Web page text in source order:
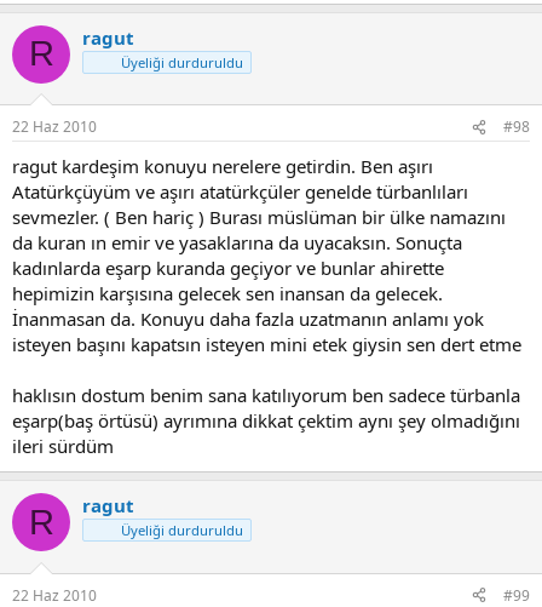
R ragut
Üyeliği durduruldu
22 Haz 2010 #98
ragut kardeşim konuyu nerelere getirdin. Ben aşırı
Atatürkçüyüm ve aşırı atatürkçüler genelde türbanlıları
sevmezler. ( Ben hariç ) Burası müslüman bir ülke namazını
da kuran ın emir ve yasaklarına da uyacaksın. Sonuçta
kadınlarda eşarp kuranda geçiyor ve bunlar ahirette
hepimizin karşısına gelecek sen inansan da gelecek.
İnanmasan da. Konuyu daha fazla uzatmanın anlamı yok
isteyen başını kapatsın isteyen mini etek giysin sen dert etme
haklısın dostum benim sana katılıyorum ben sadece türbanla
eşarp(baş örtüsü) ayrımına dikkat çektim aynı şey olmadığını
ileri sürdüm
R ragut
Üyeliği durduruldu
22 Haz 2010 #99